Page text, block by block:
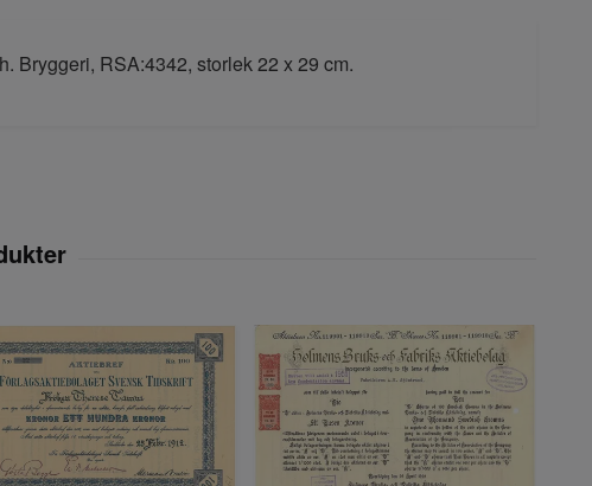
Bryggeri, RSA:4342, storlek 22 x 29 cm.